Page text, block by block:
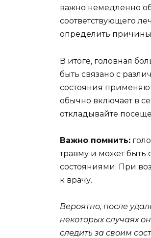
важно немедленно
соответствующего
определить причины
В итоге, головная
быть связано с
состояния
обычно включает в
откладывайте
Важно помнить:
травму и может быть
состояниями. При
к врачу.
Вероятно, после
некоторых случаях
следить за своим